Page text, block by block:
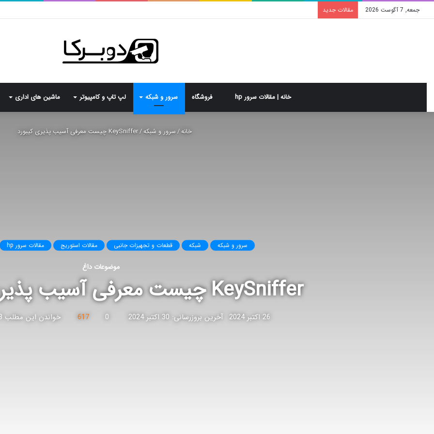
جمعه, 7 آگوست 2026 مقالات جدید
خانه | مقالات سرور hp فروشگاه سرور و شبکه لپ تاپ و کامپیوتر ماشین های اداری
خانه/سرور و شبکه/KeySniffer چیست معرفی آسیب پذیری کیبورد
سرور و شبکه شبکه قطعات و تجهیزات جانبی مقالات استوریج مقالات سرور hp
موضوعات داغ
KeySniffer چیست معرفی آسیب پذیری کیبورد
26 اکتبر 2024 آخرین بروزرسانی: 30 اکتبر 2024 0
617 خواندن این مطلب 3 دقیقه زمان میبرد